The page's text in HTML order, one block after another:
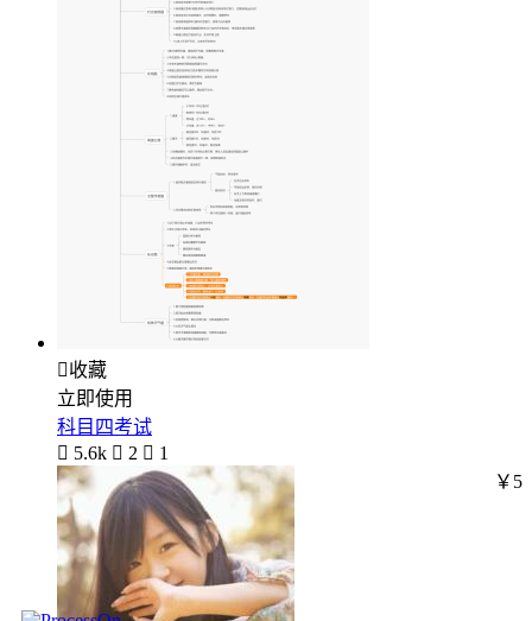
收藏
立即使用
科目四考试
 5.6k  2  1
￥5